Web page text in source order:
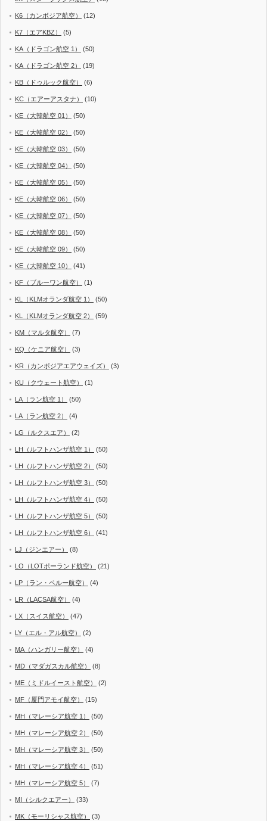
K6（カンボジア航空） (12)
K7（エアKBZ） (5)
KA（ドラゴン航空 1） (50)
KA（ドラゴン航空 2） (19)
KB（ドゥルック航空） (6)
KC（エアーアスタナ） (10)
KE（大韓航空 01） (50)
KE（大韓航空 02） (50)
KE（大韓航空 03） (50)
KE（大韓航空 04） (50)
KE（大韓航空 05） (50)
KE（大韓航空 06） (50)
KE（大韓航空 07） (50)
KE（大韓航空 08） (50)
KE（大韓航空 09） (50)
KE（大韓航空 10） (41)
KF（ブルーワン航空） (1)
KL（KLMオランダ航空 1） (50)
KL（KLMオランダ航空 2） (59)
KM（マルタ航空） (7)
KQ（ケニア航空） (3)
KR（カンボジアエアウェイズ） (3)
KU（クウェート航空） (1)
LA（ラン航空 1） (50)
LA（ラン航空 2） (4)
LG（ルクスエア） (2)
LH（ルフトハンザ航空 1） (50)
LH（ルフトハンザ航空 2） (50)
LH（ルフトハンザ航空 3） (50)
LH（ルフトハンザ航空 4） (50)
LH（ルフトハンザ航空 5） (50)
LH（ルフトハンザ航空 6） (41)
LJ（ジンエアー） (8)
LO（LOTポーランド航空） (21)
LP（ラン・ペルー航空） (4)
LR（LACSA航空） (4)
LX（スイス航空） (47)
LY（エル・アル航空） (2)
MA（ハンガリー航空） (4)
MD（マダガスカル航空） (8)
ME（ミドルイースト航空） (2)
MF（厦門アモイ航空） (15)
MH（マレーシア航空 1） (50)
MH（マレーシア航空 2） (50)
MH（マレーシア航空 3） (50)
MH（マレーシア航空 4） (51)
MH（マレーシア航空 5） (7)
MI（シルクエアー） (33)
MK（モーリシャス航空） (3)